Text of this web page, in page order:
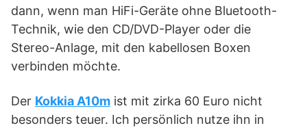
dann, wenn man HiFi-Geräte ohne Bluetooth-
Technik, wie den CD/DVD-Player oder die
Stereo-Anlage, mit den kabellosen Boxen
verbinden möchte.
Der Kokkia A10m ist mit zirka 60 Euro nicht
besonders teuer. Ich persönlich nutze ihn in